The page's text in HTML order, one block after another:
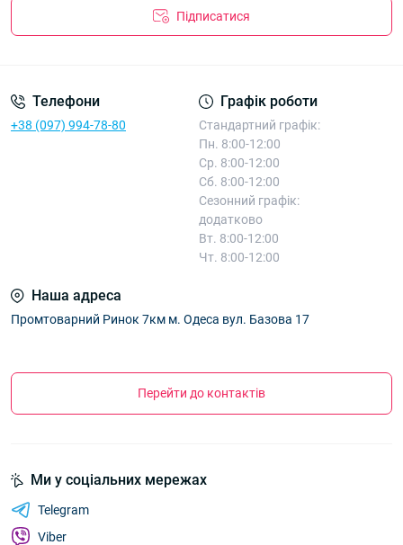
Підписатися
Телефони
+38 (097) 994-78-80
Графік роботи
Стандартний графік:
Пн. 8:00-12:00
Ср. 8:00-12:00
Сб. 8:00-12:00
Сезонний графік:
додатково
Вт. 8:00-12:00
Чт. 8:00-12:00
Наша адреса
Промтоварний Ринок 7км м. Одеса вул. Базова 17
Перейти до контактів
Ми у соціальних мережах
Telegram
Viber